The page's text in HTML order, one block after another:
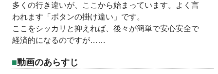
多くの行き違いが、ここから始まっています。よく言
われます「ボタンの掛け違い」です。
ここをシッカリと抑えれば、後々が簡単で安心安全で
経済的になるのですが……
動画のあらすじ